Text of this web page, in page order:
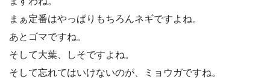
まぁ定番はやっぱりもちろんネギですよね。
あとゴマですね。
そして大葉、しそですよね。
そして忘れてはいけないのが、ミョウガですね。